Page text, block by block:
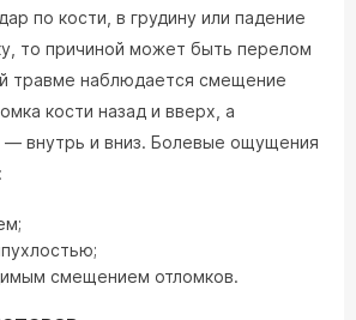
по кости, в грудину или падение
то причиной может быть перелом
травме наблюдается смещение
кости назад и вверх, а
— внутрь и вниз. Болевые ощущения
смещением отломков.